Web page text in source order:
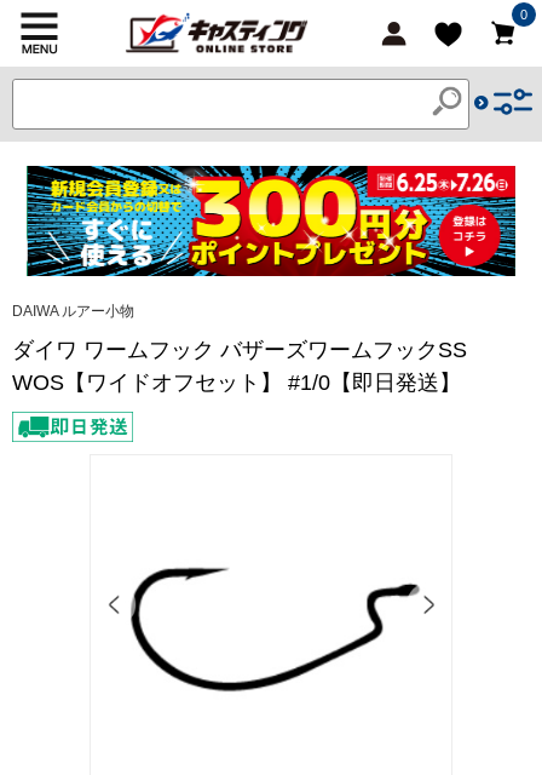
0
DAIWA ルアー小物
ダイワ ワームフック バザーズワームフックSS
WOS【ワイドオフセット】 #1/0【即日発送】